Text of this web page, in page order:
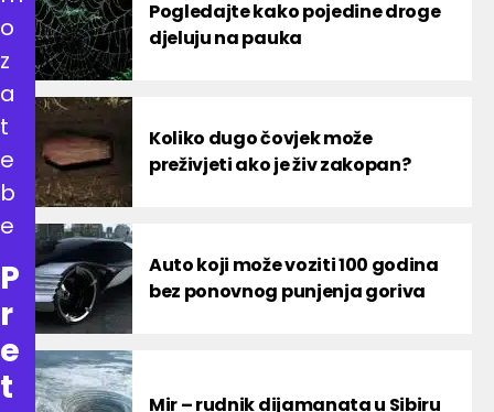
Pogledajte kako pojedine droge
djeluju na pauka
Koliko dugo čovjek može
preživjeti ako je živ zakopan?
Auto koji može voziti 100 godina
bez ponovnog punjenja goriva
Mir – rudnik dijamanata u Sibiru
o
z
a
t
e
b
e
P
r
e
t